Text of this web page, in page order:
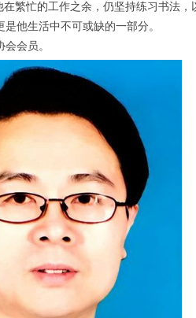
5
繁忙的工作之余，仍坚持练习书法
他生活中不可或缺的一部分。
会员。